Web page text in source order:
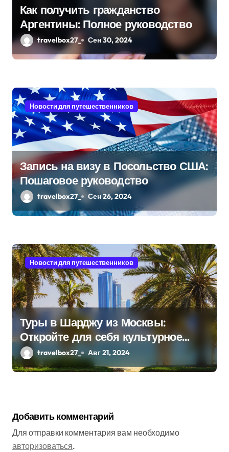
и
с
я
Как получить гражданство
Аргентины: Полное руководство
travelbox27_ Сен 30, 2024
Новости для путешественников
Запись на визу в Посольство США:
Пошаговое руководство
travelbox27_ Сен 26, 2024
Новости для путешественников
Туры в Шарджу из Москвы:
Откройте для себя культурное
сердце ОАЭ
travelbox27_ Авг 21, 2024
Добавить комментарий
Для отправки комментария вам необходимо
авторизоваться.